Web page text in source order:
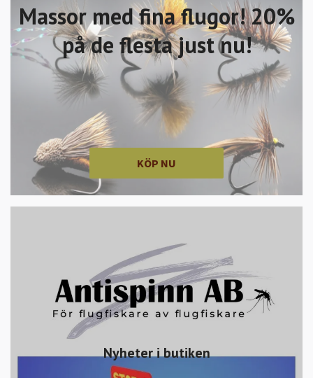
Massor med fina flugor! 20%
på de flesta just nu!
KÖP NU
Nyheter i butiken